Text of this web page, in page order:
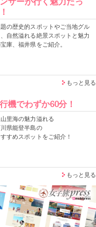
の歴史的スポットやご当地グル
、自然溢れる絶景スポットと魅力
庫、福井県をご紹介。
もっと見る
機でわずか60分！
里海の魅力溢れる
県能登半島の
すめスポットをご紹介！
もっと見る